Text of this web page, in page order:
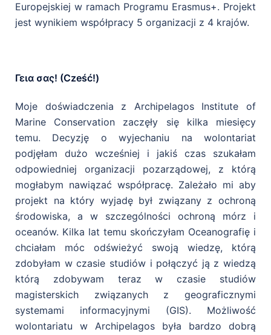
Europejskiej w ramach Programu Erasmus+. Projekt
jest wynikiem współpracy 5 organizacji z 4 krajów.
Γεια σας! (Cześć!)
Moje doświadczenia z Archipelagos Institute of
Marine Conservation zaczęły się kilka miesięcy
temu. Decyzję o wyjechaniu na wolontariat
podjęłam dużo wcześniej i jakiś czas szukałam
odpowiedniej organizacji pozarządowej, z którą
mogłabym nawiązać współpracę. Zależało mi aby
projekt na który wyjadę był związany z ochroną
środowiska, a w szczególności ochroną mórz i
oceanów. Kilka lat temu skończyłam Oceanografię i
chciałam móc odświeżyć swoją wiedzę, którą
zdobyłam w czasie studiów i połączyć ją z wiedzą
którą zdobywam teraz w czasie studiów
magisterskich związanych z geograficznymi
systemami informacyjnymi (GIS). Możliwość
wolontariatu w Archipelagos była bardzo dobrą